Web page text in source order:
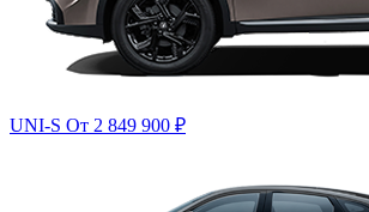
UNI-S От 2 849 900 ₽